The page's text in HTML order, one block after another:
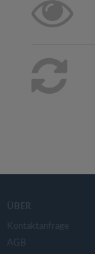
ÜBER
Kontaktanfrage
AGB